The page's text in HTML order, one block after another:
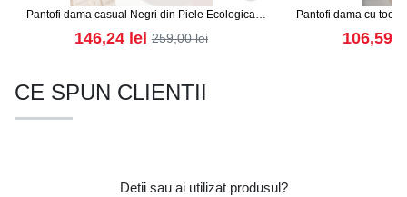
Pantofi dama casual Negri din Piele Ecologica
Intoarsa Niyel2
146,24 lei 259,00lei
Pantofi dama cu toc
106,59
CE SPUN CLIENTII
Detii sau ai utilizat produsul?